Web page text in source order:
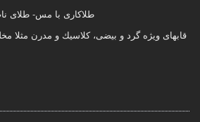
طلاكارى با مس- طلاى
قابهاى ويژه گرد و بيضى، كلاسيك و مدرن مثلا